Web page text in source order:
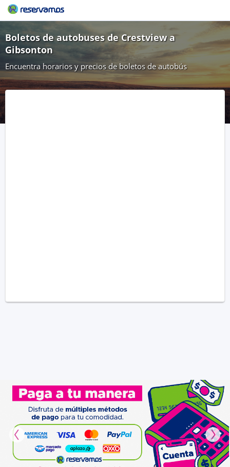
Boletos de autobuses de Crestview a
Gibsonton
Encuentra horarios y precios de boletos de autobús